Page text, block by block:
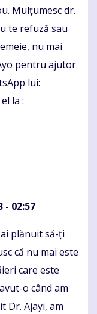
Mulțumesc dr.
te refuză sau
nu mai
pentru ajutor
lui:
la :
- 02:57
plănuit să-ți
că nu mai este
care este
o când am
Dr. Ajayi, am